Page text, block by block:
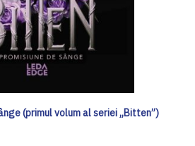
(primul volum al seriei „Bitten”)